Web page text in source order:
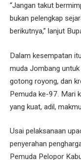
“Jangan takut
bukan pelengkap
berikutnya,” lanjut
Dalam kesempatan
muda Jombang
gotong royong, dan
Pemuda ke-97. Mari
yang kuat, adil,
Usai pelaksanaan
penyerahan
Pemuda Pelopor